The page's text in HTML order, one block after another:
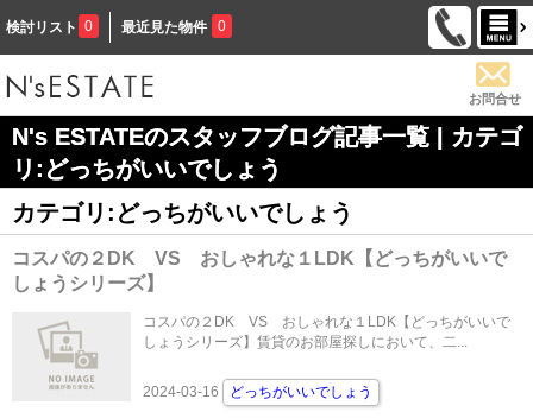
検討リスト 0 最近見た物件 0
お問合せ
N's ESTATEのスタッフブログ記事一覧 | カテゴ
リ:どっちがいいでしょう
カテゴリ:どっちがいいでしょう
コスパの２DK VS おしゃれな１LDK【どっちがいいで
しょうシリーズ】
コスパの２DK VS おしゃれな１LDK【どっちがいいで
しょうシリーズ】賃貸のお部屋探しにおいて、二...
2024-03-16 どっちがいいでしょう